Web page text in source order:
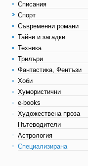
Списания
Спорт
Съвременни романи
Тайни и загадки
Техника
Трилъри
Фантастика, Фентъзи
Хоби
Хумористични
e-books
Художествена проза
Пътеводители
Астрология
Специализирана